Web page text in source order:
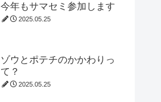
今年もサマセミ参加します
2025.05.25
ゾウとポテチのかかわりっ
て？
2025.05.25